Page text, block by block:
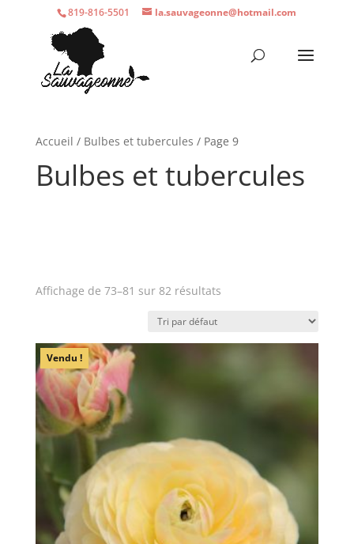
819-816-5501 la.sauvageonne@hotmail.com
Accueil / Bulbes et tubercules / Page 9
Bulbes et tubercules
Affichage de 73–81 sur 82 résultats
Vendu !